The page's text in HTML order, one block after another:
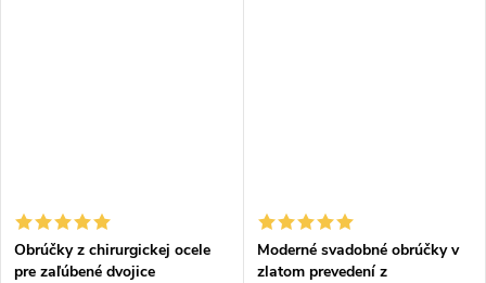
Obrúčky z chirurgickej ocele
pre zaľúbené dvojice
Moderné svadobné obrúčky v
zlatom prevedení z